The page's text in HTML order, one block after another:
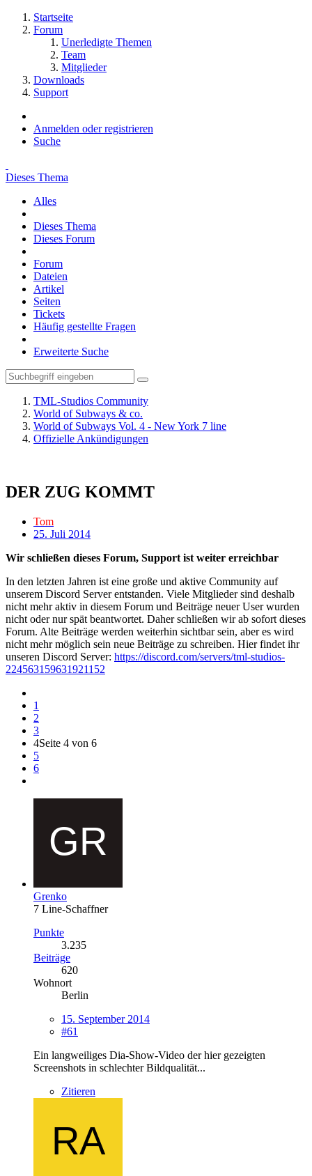
Startseite
Forum
Unerledigte Themen
Team
Mitglieder
Downloads
Support
Anmelden oder registrieren
Suche
Dieses Thema
Alles
Dieses Thema
Dieses Forum
Forum
Dateien
Artikel
Seiten
Tickets
Häufig gestellte Fragen
Erweiterte Suche
TML-Studios Community
World of Subways & co.
World of Subways Vol. 4 - New York 7 line
Offizielle Ankündigungen
DER ZUG KOMMT
Tom
25. Juli 2014
Wir schließen dieses Forum, Support ist weiter erreichbar
In den letzten Jahren ist eine große und aktive Community auf
unserem Discord Server entstanden. Viele Mitglieder sind deshalb
nicht mehr aktiv in diesem Forum und Beiträge neuer User wurden
nicht oder nur spät beantwortet. Daher schließen wir ab sofort dieses
Forum. Alte Beiträge werden weiterhin sichtbar sein, aber es wird
nicht mehr möglich sein neue Beiträge zu schreiben. Hier findet ihr
unseren Discord Server: https://discord.com/servers/tml-studios-
224563159631921152
1
2
3
4Seite 4 von 6
5
6
Grenko
7 Line-Schaffner
Punkte
3.235
Beiträge
620
Wohnort
Berlin
15. September 2014
#61
Ein langweiliges Dia-Show-Video der hier gezeigten
Screenshots in schlechter Bildqualität...
Zitieren